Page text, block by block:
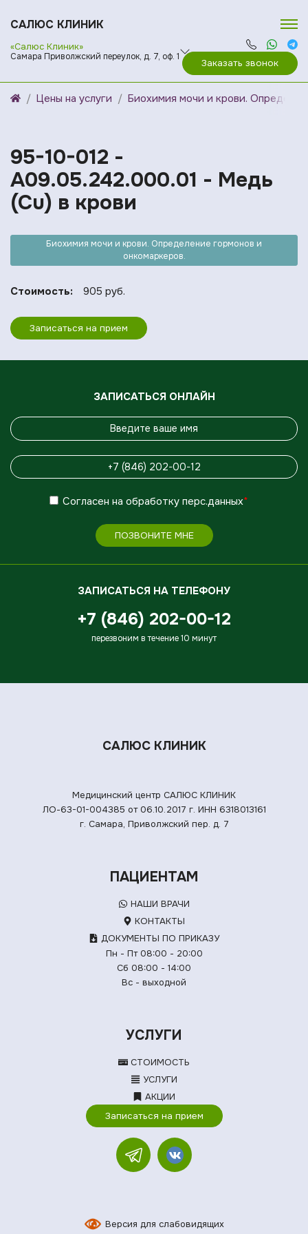
САЛЮС КЛИНИК
«Салюс Клиник»
Самара Приволжский переулок, д. 7, оф. 1
Заказать звонок
Цены на услуги Биохимия мочи и крови.
95-10-012 -
A09.05.242.000.01 - Медь
(Cu) в крови
Биохимия мочи и крови. Определение гормонов и
онкомаркеров.
Стоимость: 905 руб.
Записаться на прием
ЗАПИСАТЬСЯ ОНЛАЙН
Согласен на обработку перс.данных*
ПОЗВОНИТЕ МНЕ
ЗАПИСАТЬСЯ НА ТЕЛЕФОНУ
+7 (846) 202-00-12
перезвоним в течение 10 минут
САЛЮС КЛИНИК
Медицинский центр САЛЮС КЛИНИК
ЛО-63-01-004385 от 06.10.2017 г. ИНН 6318013161
г. Самара, Приволжский пер. д. 7
ПАЦИЕНТАМ
НАШИ ВРАЧИ
КОНТАКТЫ
ДОКУМЕНТЫ ПО ПРИКАЗУ
Пн - Пт 08:00 - 20:00
Сб 08:00 - 14:00
Вс - выходной
УСЛУГИ
СТОИМОСТЬ
УСЛУГИ
АКЦИИ
Записаться на прием
Версия для слабовидящих